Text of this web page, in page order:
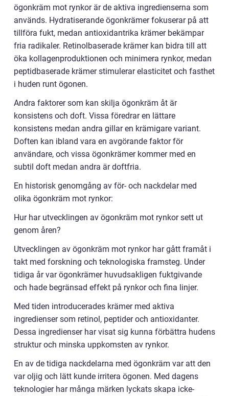
ögonkräm mot rynkor är de aktiva ingredienserna som
används. Hydratiserande ögonkrämer fokuserar på att
tillföra fukt, medan antioxidantrika krämer bekämpar
fria radikaler. Retinolbaserade krämer kan bidra till att
öka kollagenproduktionen och minimera rynkor, medan
peptidbaserade krämer stimulerar elasticitet och fasthet
i huden runt ögonen.
Andra faktorer som kan skilja ögonkräm åt är
konsistens och doft. Vissa föredrar en lättare
konsistens medan andra gillar en krämigare variant.
Doften kan ibland vara en avgörande faktor för
användare, och vissa ögonkrämer kommer med en
subtil doft medan andra är doftfria.
En historisk genomgång av för- och nackdelar med
olika ögonkräm mot rynkor:
Hur har utvecklingen av ögonkräm mot rynkor sett ut
genom åren?
Utvecklingen av ögonkräm mot rynkor har gått framåt i
takt med forskning och teknologiska framsteg. Under
tidiga år var ögonkrämer huvudsakligen fuktgivande
och hade begränsad effekt på rynkor och fina linjer.
Med tiden introducerades krämer med aktiva
ingredienser som retinol, peptider och antioxidanter.
Dessa ingredienser har visat sig kunna förbättra hudens
struktur och minska uppkomsten av rynkor.
En av de tidiga nackdelarna med ögonkräm var att den
var oljig och lätt kunde irritera ögonen. Med dagens
teknologier har många märken lyckats skapa icke-